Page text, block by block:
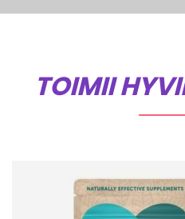
TOIMII